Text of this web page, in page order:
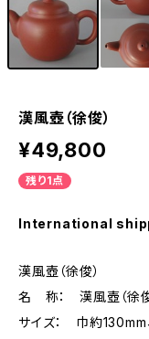
漢風壺（徐俊）
¥49,800
残り1点
International
漢風壺（徐俊）
名 称： 漢風壺（徐俊
サイズ： 巾約130mm